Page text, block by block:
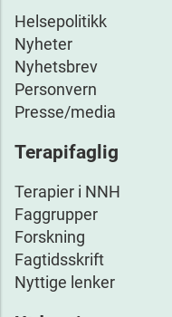
Helsepolitikk
Nyheter
Nyhetsbrev
Personvern
Presse/media
Terapifaglig
Terapier i NNH
Faggrupper
Forskning
Fagtidsskrift
Nyttige lenker